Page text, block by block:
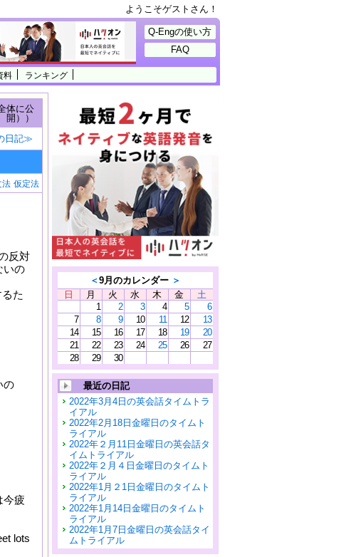
ようこそゲストさん！
料 ランキング
Q-Engの使い方
FAQ
体に公
開））
日記≫
法 仮定法
反対
いの
た
の
今疲
lots
＜9月のカレンダー ＞
日
月 火 水 木 金
土
1
2 3 4 5
6
7
8 9 10 11 12
13
14
15 16 17 18 19
20
21
22 23 24 25 26
27
28
29 30
最近の日記
2022年3月4日の英会話タイムトラ
イアル
2022年2月18日金曜日のタイムト
ライアル
2022年２月11日金曜日の英会話タ
イムトライアル
2022年２月４日金曜日のタイムト
ライアル
2022年1月２1日金曜日のタイムト
ライアル
2022年1月14日金曜日のタイムト
ライアル
2022年1月7日金曜日の英会話タイ
ムトライアル